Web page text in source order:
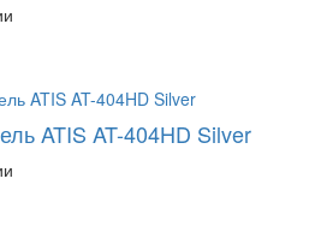
ATIS AT-404HD Silver